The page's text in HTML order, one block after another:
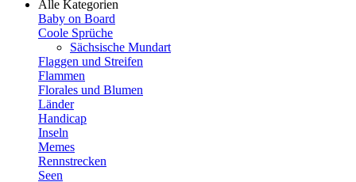
Alle Kategorien
Baby on Board
Coole Sprüche
Sächsische Mundart
Flaggen und Streifen
Flammen
Florales und Blumen
Länder
Handicap
Inseln
Memes
Rennstrecken
Seen